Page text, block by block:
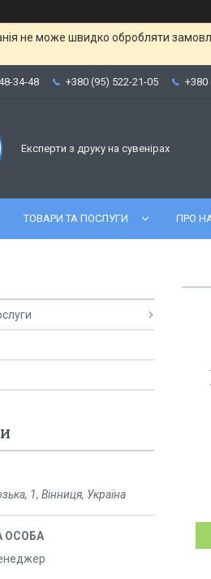
не може швидко обробляти
34-48 +380 (95) 522-21-05 +380
Експерти з друку на сувенірах
ТОВАРИ ТА ПОСЛУГИ ПРО
1, Вінниця, Україна